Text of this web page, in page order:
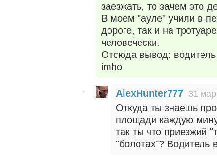
заезжать, то зачем это
В моем "ауле" учили в
дороге, так и на
человечески.
Отсюда вывод: водитель
imho
AlexHunter777 31
Откуда ты знаешь
площади каждую
так ты что приезжий
"болотах"? Водитель